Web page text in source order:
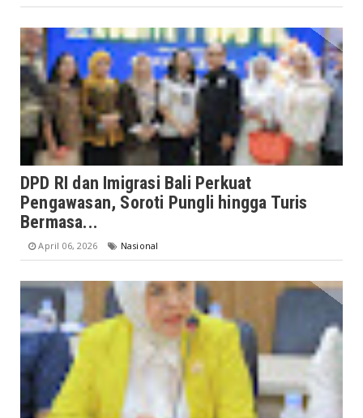
DPD RI dan Imigrasi Bali Perkuat
Pengawasan, Soroti Pungli hingga Turis
Bermasa...
April 06, 2026 Nasional